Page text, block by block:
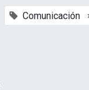
Comunicación